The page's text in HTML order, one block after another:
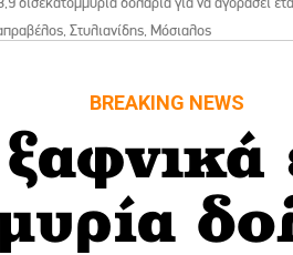
Στυλιανίδης, Μόσιαλος
BREAKING NEWS